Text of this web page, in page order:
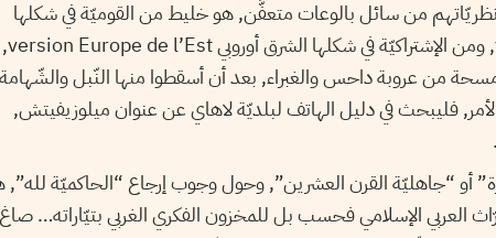
نظريّاتهم من سائل بالوعات متعفَّن, هو خليط من القوميّة في شكلها
الأوروفاشستي version euro-fasciste, ومن الإشتراكيّة في شكلها الشرق أوروبي version Europe de l’Est,
مسحة من عروبة داحس والغبراء, بعد أن أسقطوا منها النّبل والشّهامة
فليبحث في دليل الهاتف لبلديّة لاهاي عن عنوان ميلوزيفيتش,
أو “جاهليّة القرن العشرين”, وحول وجوب إرجاع “الحاكميّة
العربي الإسلامي فحسب بل للمخزون الفكري الغربي بتيّاراته…